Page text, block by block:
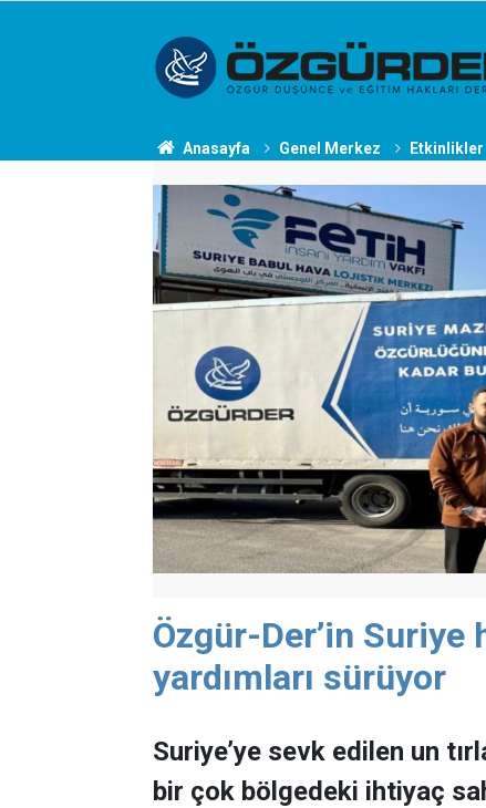
Anasayfa Genel Merkez Etkinlikler
Özgür-Der’in Suriye
yardımları sürüyor
Suriye’ye sevk edilen un
bir çok bölgedeki ihtiyaç